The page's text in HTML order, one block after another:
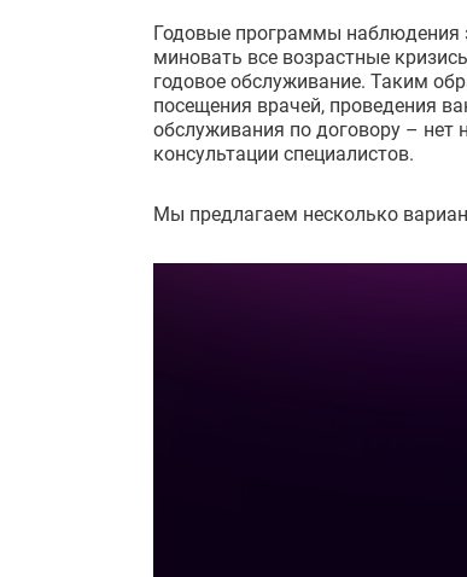
Годовые программы наблюдения
миновать все возрастные
годовое обслуживание. Таким
посещения врачей, проведения
обслуживания по договору – нет
консультации специалистов.
Мы предлагаем несколько